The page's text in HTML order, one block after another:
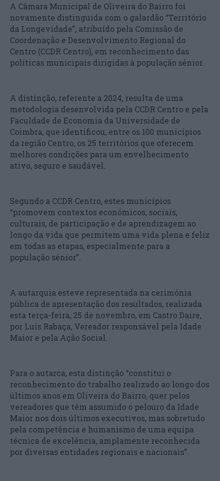
A Câmara Municipal de Oliveira do Bairro foi
novamente distinguida com o galardão “Território
da Longevidade”, atribuído pela Comissão de
Coordenação e Desenvolvimento Regional do
Centro (CCDR Centro), em reconhecimento das
políticas municipais dirigidas à população sénior.
A distinção, referente a 2024, resulta de uma
metodologia desenvolvida pela CCDR Centro e pela
Faculdade de Economia da Universidade de
Coimbra, que identificou, entre os 100 municípios
da região Centro, os 25 territórios que oferecem
melhores condições para um envelhecimento
ativo, seguro e saudável.
Segundo a CCDR Centro, estes municípios
“promovem contextos económicos, sociais,
culturais, de participação e de aprendizagem ao
longo da vida que permitem uma vida plena e feliz
em todas as etapas, especialmente para a
população sénior”.
A autarquia esteve representada na cerimónia
pública de apresentação dos resultados, realizada
esta terça-feira, 25 de novembro, em Castro Daire,
por Luís Rabaça, Vereador responsável pela Idade
Maior e pela Ação Social.
Para o autarca, esta distinção “constitui o
reconhecimento do trabalho realizado ao longo dos
últimos anos em Oliveira do Bairro, quer pelos
vereadores que têm assumido o pelouro da Idade
Maior nos dois últimos executivos, mas sobretudo
pela competência e humanismo de uma equipa
técnica de excelência, amplamente reconhecida
por diversas entidades regionais e nacionais”.